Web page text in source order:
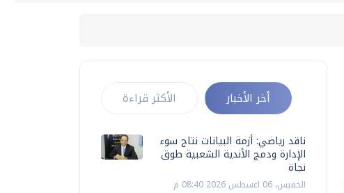
أخر الأخبار الأكثر قراءة
ناقد رياضي: أزمة البيانات نتاج سوء
الإدارة ودمج الأندية الشعبية طوق
نجاة
الخميس، 06 اغسطس 2026 08:40 م